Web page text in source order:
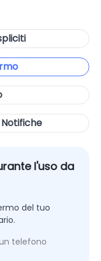
l'uso da
del tuo
telefono